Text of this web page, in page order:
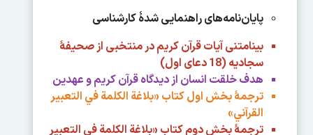
پایان‌نامه‌های راهنمایی شدۀ کارشناسی
بينامتنی آيات قرآن كريم در منتخبی از صحيفۀ
سجاديه (18 دعای اول)
هدف خلقت انسان از ديدگاه قرآن كريم و عهدين
ترجمۀ بخش اول کتاب «بلاغة الکلمة في التعبیر
القرآني»
ترجمۀ بخش دوم کتاب «بلاغة الکلمة في التعبیر